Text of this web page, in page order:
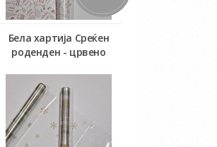
Бела хартија Среќен
роденден - црвено
Во кошничка